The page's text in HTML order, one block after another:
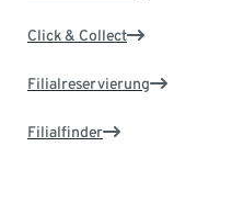
Click & Collect
Filialreservierung
Filialfinder